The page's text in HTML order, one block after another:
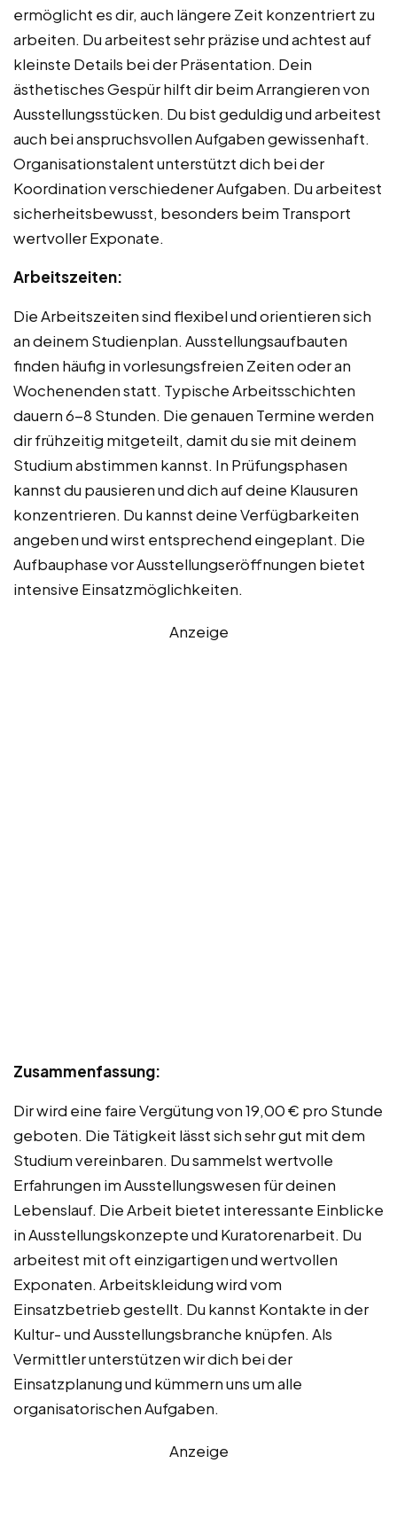
ermöglicht es dir, auch längere Zeit konzentriert zu
arbeiten. Du arbeitest sehr präzise und achtest auf
kleinste Details bei der Präsentation. Dein
ästhetisches Gespür hilft dir beim Arrangieren von
Ausstellungsstücken. Du bist geduldig und arbeitest
auch bei anspruchsvollen Aufgaben gewissenhaft.
Organisationstalent unterstützt dich bei der
Koordination verschiedener Aufgaben. Du arbeitest
sicherheitsbewusst, besonders beim Transport
wertvoller Exponate.
Arbeitszeiten:
Die Arbeitszeiten sind flexibel und orientieren sich
an deinem Studienplan. Ausstellungsaufbauten
finden häufig in vorlesungsfreien Zeiten oder an
Wochenenden statt. Typische Arbeitsschichten
dauern 6-8 Stunden. Die genauen Termine werden
dir frühzeitig mitgeteilt, damit du sie mit deinem
Studium abstimmen kannst. In Prüfungsphasen
kannst du pausieren und dich auf deine Klausuren
konzentrieren. Du kannst deine Verfügbarkeiten
angeben und wirst entsprechend eingeplant. Die
Aufbauphase vor Ausstellungseröffnungen bietet
intensive Einsatzmöglichkeiten.
Anzeige
Zusammenfassung:
Dir wird eine faire Vergütung von 19,00 € pro Stunde
geboten. Die Tätigkeit lässt sich sehr gut mit dem
Studium vereinbaren. Du sammelst wertvolle
Erfahrungen im Ausstellungswesen für deinen
Lebenslauf. Die Arbeit bietet interessante Einblicke
in Ausstellungskonzepte und Kuratorenarbeit. Du
arbeitest mit oft einzigartigen und wertvollen
Exponaten. Arbeitskleidung wird vom
Einsatzbetrieb gestellt. Du kannst Kontakte in der
Kultur- und Ausstellungsbranche knüpfen. Als
Vermittler unterstützen wir dich bei der
Einsatzplanung und kümmern uns um alle
organisatorischen Aufgaben.
Anzeige